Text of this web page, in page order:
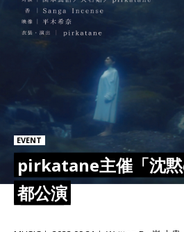
EVENT
pirkatane主催「沈
都公演